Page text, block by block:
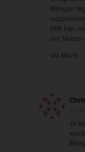
Mangan
Hilft hier
der
VG Monir
Ja